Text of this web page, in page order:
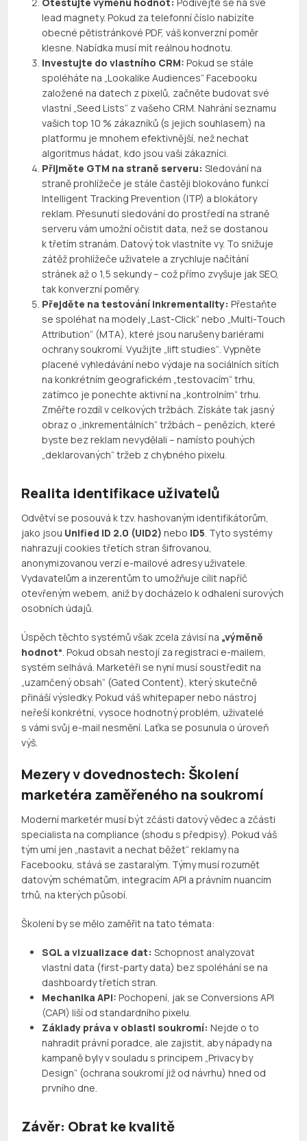
Otestujte výměnu hodnot: Podívejte se na své
lead magnety. Pokud za telefonní číslo nabízíte
obecné pětistránkové PDF, váš konverzní poměr
klesne. Nabídka musí mít reálnou hodnotu.
Investujte do vlastního CRM: Pokud se stále
spoléháte na „Lookalike Audiences“ Facebooku
založené na datech z pixelů, začněte budovat své
vlastní „Seed Lists“ z vašeho CRM. Nahrání seznamu
vašich top 10 % zákazníků (s jejich souhlasem) na
platformu je mnohem efektivnější, než nechat
algoritmus hádat, kdo jsou vaši zákazníci.
Přijměte GTM na straně serveru: Sledování na
straně prohlížeče je stále častěji blokováno funkcí
Intelligent Tracking Prevention (ITP) a blokátory
reklam. Přesunutí sledování do prostředí na straně
serveru vám umožní očistit data, než se dostanou
k třetím stranám. Datový tok vlastníte vy. To snižuje
zátěž prohlížeče uživatele a zrychluje načítání
stránek až o 1,5 sekundy – což přímo zvyšuje jak SEO,
tak konverzní poměry.
Přejděte na testování inkrementality: Přestaňte
se spoléhat na modely „Last-Click“ nebo „Multi-Touch
Attribution“ (MTA), které jsou narušeny bariérami
ochrany soukromí. Využijte „lift studies“. Vypněte
placené vyhledávání nebo výdaje na sociálních sítích
na konkrétním geografickém „testovacím“ trhu,
zatímco je ponechte aktivní na „kontrolním“ trhu.
Změřte rozdíl v celkových tržbách. Získáte tak jasný
obraz o „inkrementálních“ tržbách – penězích, které
byste bez reklam nevydělali – namísto pouhých
„deklarovaných“ tržeb z chybného pixelu.
Realita identifikace uživatelů
Odvětví se posouvá k tzv. hashovaným identifikátorům,
jako jsou Unified ID 2.0 (UID2) nebo ID5. Tyto systémy
nahrazují cookies třetích stran šifrovanou,
anonymizovanou verzí e-mailové adresy uživatele.
Vydavatelům a inzerentům to umožňuje cílit napříč
otevřeným webem, aniž by docházelo k odhalení surových
osobních údajů.
Úspěch těchto systémů však zcela závisí na „výměně
hodnot“. Pokud obsah nestojí za registraci e-mailem,
systém selhává. Marketéři se nyní musí soustředit na
„uzamčený obsah“ (Gated Content), který skutečně
přináší výsledky. Pokud váš whitepaper nebo nástroj
neřeší konkrétní, vysoce hodnotný problém, uživatelé
s vámi svůj e-mail nesmění. Laťka se posunula o úroveň
výš.
Mezery v dovednostech: Školení
marketéra zaměřeného na soukromí
Moderní marketér musí být zčásti datový vědec a zčásti
specialista na compliance (shodu s předpisy). Pokud váš
tým umí jen „nastavit a nechat běžet“ reklamy na
Facebooku, stává se zastaralým. Týmy musí rozumět
datovým schématům, integracím API a právním nuancím
trhů, na kterých působí.
Školení by se mělo zaměřit na tato témata:
SQL a vizualizace dat:Schopnost analyzovat
vlastní data (first-party data) bez spoléhání se na
dashboardy třetích stran.
Mechanika API: Pochopení, jak se Conversions API
(CAPI) liší od standardního pixelu.
Základy práva v oblasti soukromí: Nejde o to
nahradit právní poradce, ale zajistit, aby nápady na
kampaně byly v souladu s principem „Privacy by
Design“ (ochrana soukromí již od návrhu) hned od
prvního dne.
Závěr: Obrat ke kvalitě